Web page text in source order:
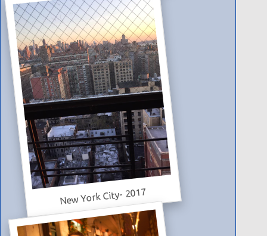
New York City- 2017